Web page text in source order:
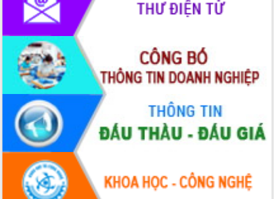
Hội thảo góp ý hồ sơ điều chỉnh quy
hoạch tỉnh Đắk Lắk thời kỳ 2021-2030,
tầm nhìn đến năm 2050
Nâng cao hiệu quả hoạt động của các
doanh nghiệp nhà nước
Hội nghị triển khai kết nối mạng
truyền số liệu chuyên dùng phục vụ cơ
quan Đảng, Nhà nước
Lễ phát động chuỗi hoạt động chung
tay làm sạch môi trường
Xã Ea Kar bước chuyển mình trong
công tác cải cách hành chính mô hình
UBND tỉnh họp báo định kỳ tháng 4
năm 2026